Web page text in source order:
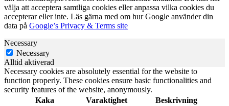
välja att acceptera samtliga cookies eller anpassa vilka cookies du
accepterar eller inte. Läs gärna med om hur Google använder din
data på Google’s Privacy & Terms site
Necessary
Necessary
Alltid aktiverad
Necessary cookies are absolutely essential for the website to
function properly. These cookies ensure basic functionalities and
security features of the website, anonymously.
Kaka
Varaktighet Beskrivning